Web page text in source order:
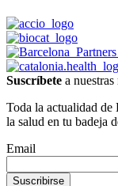
Suscríbete a
Toda la actualidad de
la salud en tu badeja
Email